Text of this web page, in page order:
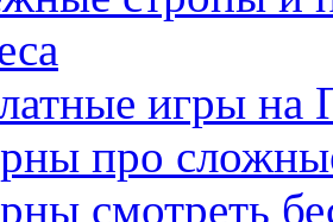
игры на
про
смотреть